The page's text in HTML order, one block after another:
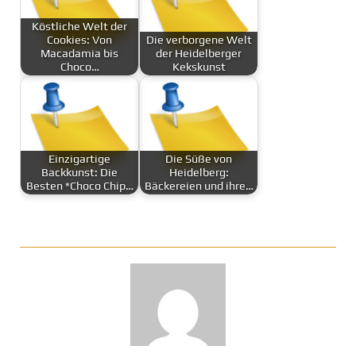
Köstliche Welt der
Cookies: Von
Macadamia bis
Choco…
Die verborgene Welt
der Heidelberger
Kekskunst
Einzigartige
Backkunst: Die
Besten *Choco Chip…
Die Süße von
Heidelberg:
Bäckereien und ihre…